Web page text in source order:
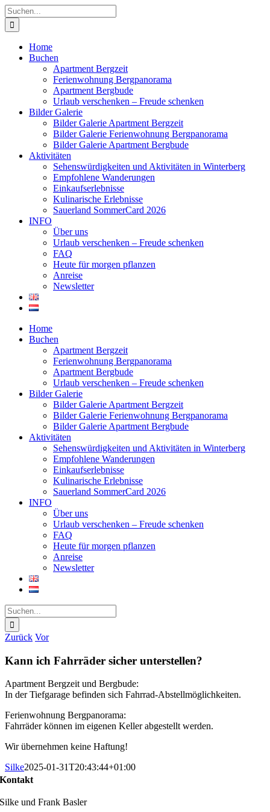
Zum
Inhalt
springen
Suche
nach:
Home
Buchen
Apartment Bergzeit
Ferienwohnung Bergpanorama
Apartment Bergbude
Urlaub verschenken – Freude schenken
Bilder Galerie
Bilder Galerie Apartment Bergzeit
Bilder Galerie Ferienwohnung Bergpanorama
Bilder Galerie Apartment Bergbude
Aktivitäten
Sehenswürdigkeiten und Aktivitäten in Winterberg
Empfohlene Wanderungen
Einkaufserlebnisse
Kulinarische Erlebnisse
Sauerland SommerCard 2026
INFO
Über uns
Urlaub verschenken – Freude schenken
FAQ
Heute für morgen pflanzen
Anreise
Newsletter
Home
Buchen
Apartment Bergzeit
Ferienwohnung Bergpanorama
Apartment Bergbude
Urlaub verschenken – Freude schenken
Bilder Galerie
Bilder Galerie Apartment Bergzeit
Bilder Galerie Ferienwohnung Bergpanorama
Bilder Galerie Apartment Bergbude
Aktivitäten
Sehenswürdigkeiten und Aktivitäten in Winterberg
Empfohlene Wanderungen
Einkaufserlebnisse
Kulinarische Erlebnisse
Sauerland SommerCard 2026
INFO
Über uns
Urlaub verschenken – Freude schenken
FAQ
Heute für morgen pflanzen
Anreise
Newsletter
Suche
nach:
Zurück Vor
Kann ich Fahrräder sicher unterstellen?
Apartment Bergzeit und Bergbude:
In der Tiefgarage befinden sich Fahrrad-Abstellmöglichkeiten.
Ferienwohnung Bergpanorama:
Fahrräder können im eigenen Keller abgestellt werden.
Wir übernehmen keine Haftung!
Silke2025-01-31T20:43:44+01:00
Kontakt
Silke und Frank Basler